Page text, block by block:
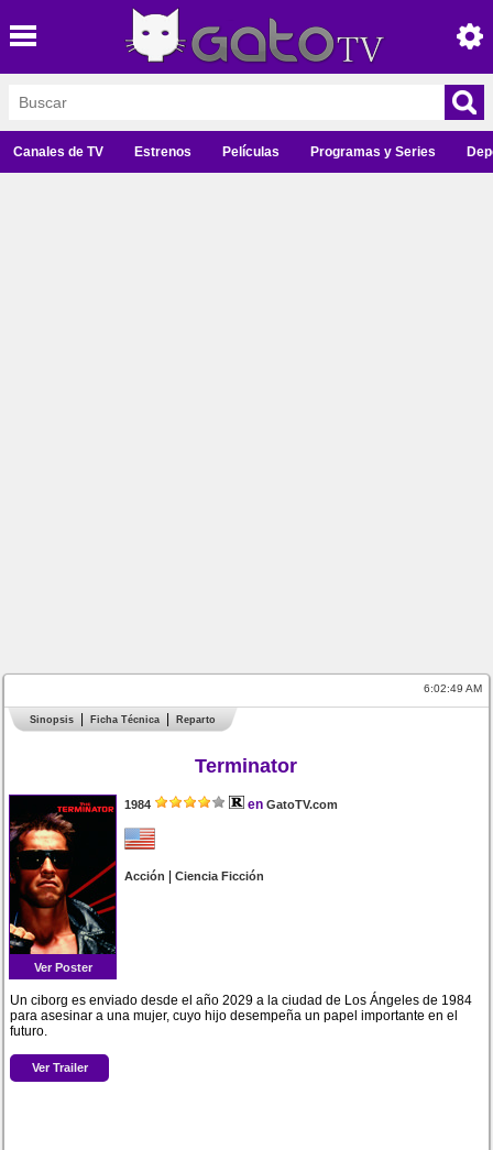
Canales de TV Estrenos Películas Programas y Series
6:02:49 AM
Sinopsis Ficha Técnica Reparto
Terminator
Ver Poster
1984 en GatoTV.com
Acción |Ciencia Ficción
Un ciborg es enviado desde el año 2029 a la ciudad de Los Ángeles de 1984
para asesinar a una mujer, cuyo hijo desempeña un papel importante en el
futuro.
Ver Trailer